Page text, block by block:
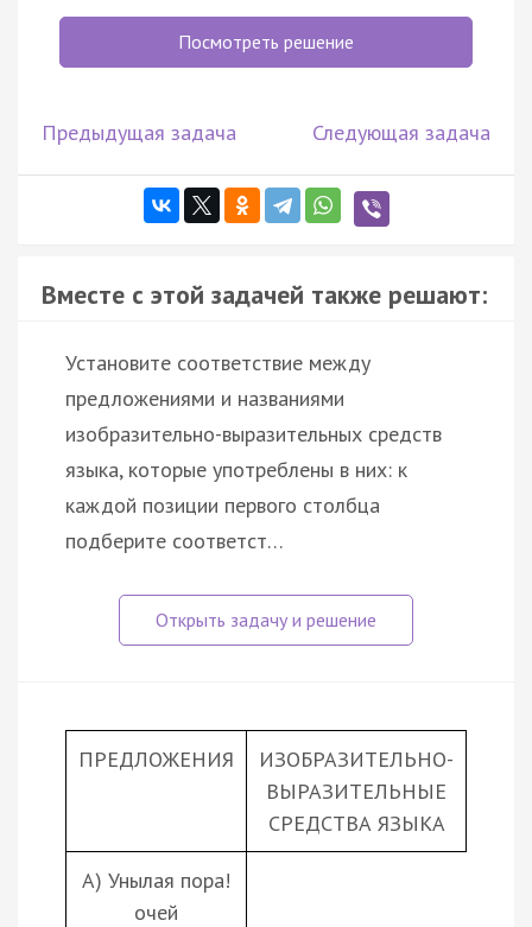
Посмотреть решение
Предыдущая задача Следующая задача
Вместе с этой задачей также решают:
Установите соответствие между
предложениями и названиями
изобразительно-выразительных средств
языка, которые употреблены в них: к
каждой позиции первого столбца
подберите соответст…
ПРЕДЛОЖЕНИЯ
ИЗОБРАЗИТЕЛЬНО-
ВЫРАЗИТЕЛЬНЫЕ
СРЕДСТВА ЯЗЫКА
А) Унылая пора!
очей